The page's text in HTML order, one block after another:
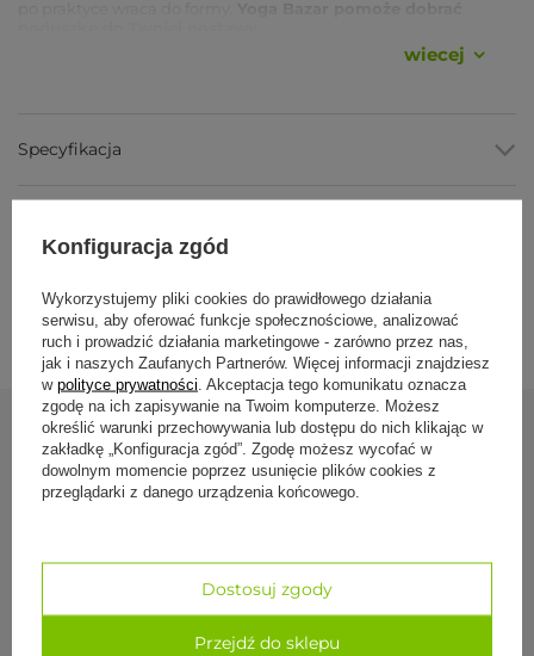
i po użyciu wraca do pierwotnego kształtu.
Naturalne materiały
hipoalergiczne i antybakteryjne.
Parametry
Parametr Wartość
Marka Bodhi Yoga
Materiał
pokrowca
bawełna
ok. 32 cm
ok. 17 cm
wiecej
Specyfikacja
Dostawa i zwroty
Zobacz również
ecru
199,00 zł
Konfiguracja zgód
Wykorzystujemy pliki cookies do prawidłowego działania
serwisu, aby oferować funkcje społecznościowe, analizować
ruch i prowadzić działania marketingowe - zarówno przez nas,
jak i naszych Zaufanych Partnerów. Więcej informacji znajdziesz
w polityce prywatności . Akceptacja tego komunikatu oznacza
zgodę na ich zapisywanie na Twoim komputerze. Możesz
określić warunki przechowywania lub dostępu do nich klikając w
zakładkę „Konfiguracja zgód”. Zgodę możesz wycofać w
dowolnym momencie poprzez usunięcie plików cookies z
przeglądarki z danego urządzenia końcowego.
Dostosuj zgody
Przejdź do sklepu